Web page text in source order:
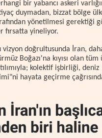
bir yabancı askeri
duymadan, bizzat bölge
yönetilmesi gerektiği
fırsatta yineliyor.
vizyon doğrultusunda İran,
Boğazı'na kıyısı olan
kolektif işbirliği, deniz
hayata geçirme